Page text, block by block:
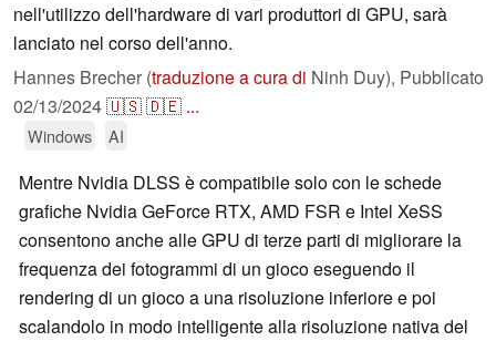
nell'utilizzo dell'hardware di vari produttori di GPU, sarà
lanciato nel corso dell'anno.
Hannes Brecher (traduzione a cura di Ninh Duy), Pubblicato
02/13/2024🇺🇸🇩🇪 ...
Windows AI
Mentre Nvidia DLSS è compatibile solo con le schede
grafiche Nvidia GeForce RTX, AMD FSR e Intel XeSS
consentono anche alle GPU di terze parti di migliorare la
frequenza dei fotogrammi di un gioco eseguendo il
rendering di un gioco a una risoluzione inferiore e poi
scalandolo in modo intelligente alla risoluzione nativa del